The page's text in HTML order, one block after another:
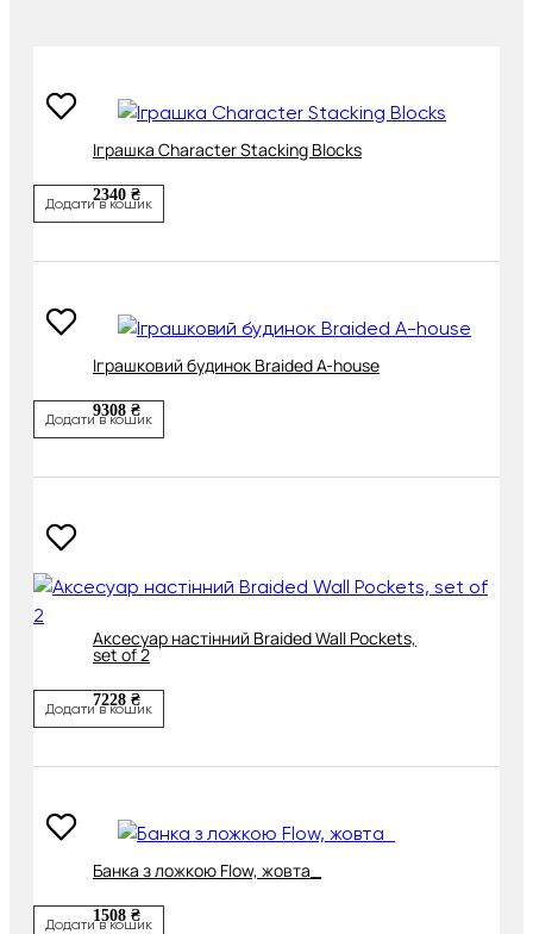
Іграшка Character Stacking Blocks
2340 ₴
Додати в кошик
Іграшковий будинок Braided A-house
9308 ₴
Додати в кошик
Аксесуар настінний Braided Wall Pockets,
set of 2
7228 ₴
Додати в кошик
Банка з ложкою Flow, жовта_
1508 ₴
Додати в кошик